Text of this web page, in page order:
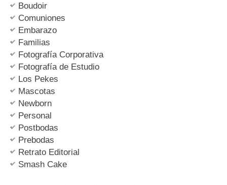
Boudoir
Comuniones
Embarazo
Familias
Fotografía Corporativa
Fotografía de Estudio
Los Pekes
Mascotas
Newborn
Personal
Postbodas
Prebodas
Retrato Editorial
Smash Cake